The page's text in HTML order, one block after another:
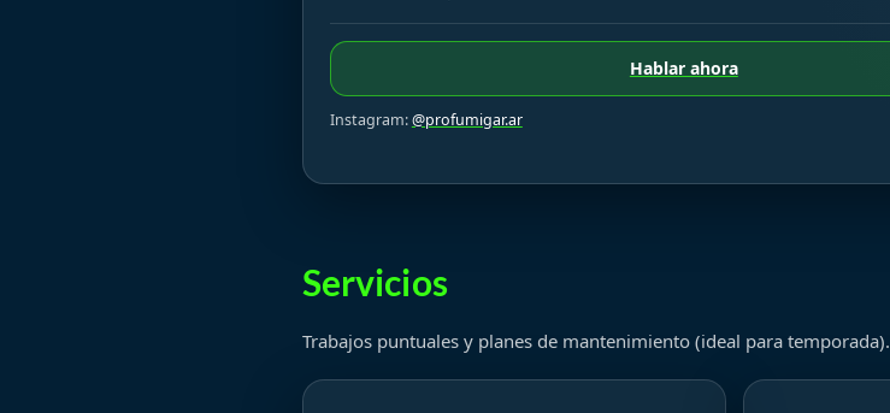
Hablar ahora
Instagram:@profumigar.ar
Servicios
Trabajos puntuales y planes de mantenimiento (ideal para temporada).